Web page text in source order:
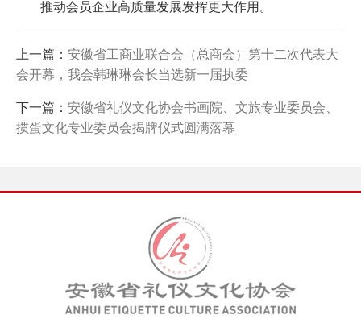
推动会员企业高质量发展发挥更大作用。
上一篇： 安徽省工商业联合会（总商会）第十二次代表大
会开幕，我会韩琳琳会长当选新一届执委
下一篇： 安徽省礼仪文化协会书画院、文旅专业委员会、
掼蛋文化专业委员会揭牌仪式圆满落幕